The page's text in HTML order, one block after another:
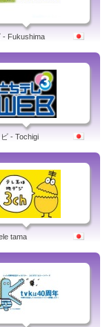
- Fukushima
- Tochigi
tama